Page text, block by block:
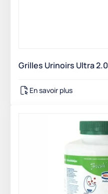
Grilles Urinoirs Ultra
En savoir plus